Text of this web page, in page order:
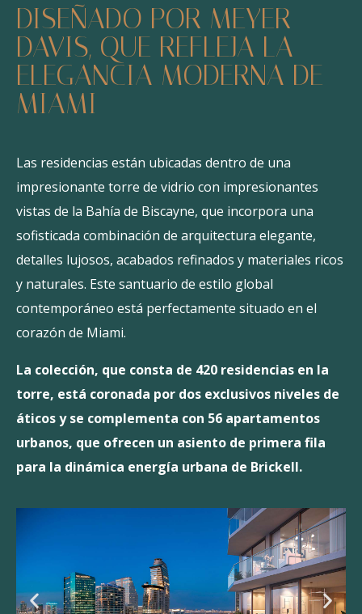
DISEÑADO POR MEYER
DAVIS, QUE REFLEJA LA
ELEGANCIA MODERNA DE
MIAMI
Las residencias están ubicadas dentro de una
impresionante torre de vidrio con impresionantes
vistas de la Bahía de Biscayne, que incorpora una
sofisticada combinación de arquitectura elegante,
detalles lujosos, acabados refinados y materiales ricos
y naturales. Este santuario de estilo global
contemporáneo está perfectamente situado en el
corazón de Miami.
La colección, que consta de 420 residencias en la
torre, está coronada por dos exclusivos niveles de
áticos y se complementa con 56 apartamentos
urbanos, que ofrecen un asiento de primera fila
para la dinámica energía urbana de Brickell.